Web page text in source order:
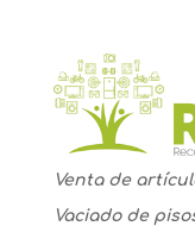
Venta de
Vaciado de